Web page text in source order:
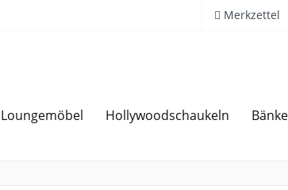
Merkzettel
Loungemöbel Hollywoodschaukeln Bänke
Über 20 Jahre Erfahrung